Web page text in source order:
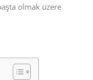
olmak üzere